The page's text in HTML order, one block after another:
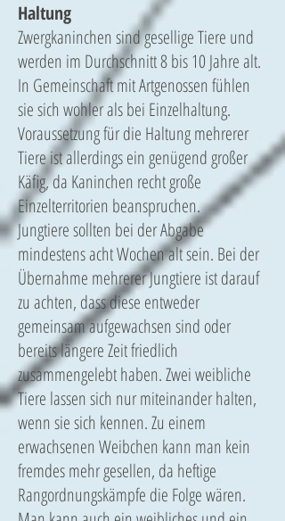
Haltung
Zwergkaninchen sind gesellige Tiere und
werden im Durchschnitt 8 bis 10 Jahre alt.
In Gemeinschaft mit Artgenossen fühlen
sie sich wohler als bei Einzelhaltung.
Voraussetzung für die Haltung mehrerer
Tiere ist allerdings ein genügend großer
Käfig, da Kaninchen recht große
Einzelterritorien beanspruchen.
Jungtiere sollten bei der Abgabe
mindestens acht Wochen alt sein. Bei der
Übernahme mehrerer Jungtiere ist darauf
zu achten, dass diese entweder
gemeinsam aufgewachsen sind oder
bereits längere Zeit friedlich
zusammengelebt haben. Zwei weibliche
Tiere lassen sich nur miteinander halten,
wenn sie sich kennen. Zu einem
erwachsenen Weibchen kann man kein
fremdes mehr gesellen, da heftige
Rangordnungskämpfe die Folge wären.